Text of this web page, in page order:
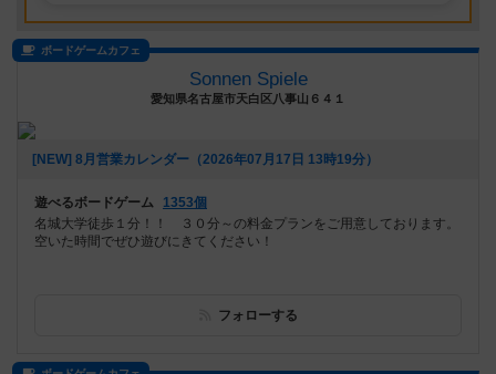
ボードゲームカフェ
Sonnen Spiele
愛知県名古屋市天白区八事山６４１
[NEW] 8月営業カレンダー（2026年07月17日 13時19分）
遊べるボードゲーム
1353個
名城大学徒歩１分！！ ３０分～の料金プランをご用意しております。
空いた時間でぜひ遊びにきてください！
フォローする